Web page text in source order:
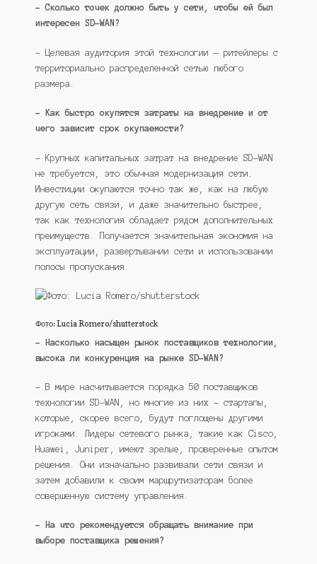
– Сколько точек должно быть у сети, чтобы ей был
интересен SD-WAN?
– Целевая аудитория этой технологии — ритейлеры с
территориально распределенной сетью любого
размера.
– Как быстро окупятся затраты на внедрение и от
чего зависит срок окупаемости?
– Крупных капитальных затрат на внедрение SD-WAN
не требуется, это обычная модернизация сети.
Инвестиции окупаются точно так же, как на любую
другую сеть связи, и даже значительно быстрее,
так как технология обладает рядом дополнительных
преимуществ. Получается значительная экономия на
эксплуатации, развертывании сети и использовании
полосы пропускания.
Фото: Lucia Romero/shutterstock
– Насколько насыщен рынок поставщиков технологии,
высока ли конкуренция на рынке SD-WAN?
– В мире насчитывается порядка 50 поставщиков
технологии SD-WAN, но многие из них – стартапы,
которые, скорее всего, будут поглощены другими
игроками. Лидеры сетевого рынка, такие как Cisco,
Huawei, Juniper, имеют зрелые, проверенные опытом
решения. Они изначально развивали сети связи и
затем добавили к своим маршрутизаторам более
совершенную систему управления.
– На что рекомендуется обращать внимание при
выборе поставщика решения?